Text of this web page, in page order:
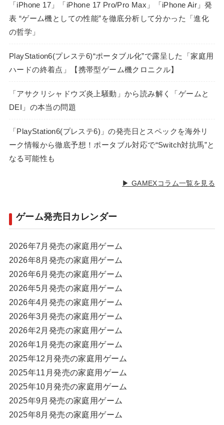
「iPhone 17」「iPhone 17 Pro/Pro Max」「iPhone Air」発
表 “ゲーム機としての性能”を徹底分析して分かった「進化
の哲学」
PlayStation6(プレステ6)“ポータブル化”で露呈した「家庭用
ハードの終着点」【携帯型ゲーム機クロニクル】
「アサクリシャドウズ炎上騒動」から読み解く「ゲームと
DEI」の本当の問題
「PlayStation6(プレステ6)」の発売日とスペックを海外リ
ーク情報から徹底予想！ポータブル対応で“Switch対抗馬”と
なる可能性も
▶ GAMEXコラム一覧を見る
ゲーム発売日カレンダー
2026年7月発売の家庭用ゲーム
2026年8月発売の家庭用ゲーム
2026年6月発売の家庭用ゲーム
2026年5月発売の家庭用ゲーム
2026年4月発売の家庭用ゲーム
2026年3月発売の家庭用ゲーム
2026年2月発売の家庭用ゲーム
2026年1月発売の家庭用ゲーム
2025年12月発売の家庭用ゲーム
2025年11月発売の家庭用ゲーム
2025年10月発売の家庭用ゲーム
2025年9月発売の家庭用ゲーム
2025年8月発売の家庭用ゲーム